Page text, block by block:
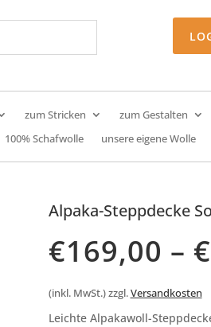
zum Stricken zum Gestalten
100% Schafwolle unsere eigene Wolle
Alpaka-Steppdecke
€169,00 – €
(inkl. MwSt.) zzgl.Versandkosten
Leichte Alpakawoll-